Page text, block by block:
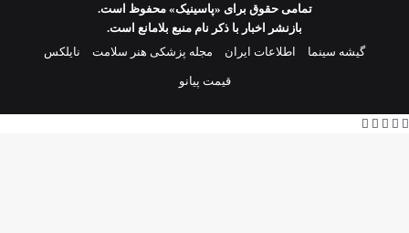
تمامی حقوق برای «پاسینیک» محفوظ است.
بازنشر اخبار با ذکر نام منبع بلامانع است.
گیشه سینما
اطلاعات ایران مجله پزشکی هنر سلامت نایلکس
قیمت پیانو
فیس
X لینکدین
واتس